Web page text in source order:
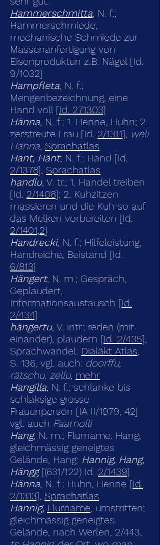
Hammerschmitta, N. f.;
Hammerschmiede,
mechanische Schmiede zur
Massenanfertigung von
Eisenprodukten z.B. Nägel [Id.
9/1032]
Hampfleta, N. f.;
Mengenbezeichnung, eine
Hand voll [Id. 271303]
Hänna, N. f.; 1. Henne, Huhn; 2.
zerstreute Frau [Id. 2/1311], weli
Hänna, Sprachatlas
Hant, Hänt, N. f.; Hand [Id.
2/1378], Sprachatlas
handlu, V. tr.; 1. Handel treiben
[Id. 2/1408]; 2. Kuhzitzen
massieren und die Kuh so auf
das Melken vorbereiten [Id.
2/1401,2]
Handrecki, N. f.; Hilfeleistung,
Handreiche, Beistand [Id.
6/813]
Hängert, N. m.; Gespräch,
Geplaudert,
Informationsaustausch [Id.
2/434]
hängertu, V. intr.; reden (mit
einander), plaudern [Id. 2/435],
Sprachwandel: Dialäkt Atlas,
S. 136, vgl. auch: doorffu,
rätschu, zellu, mehr
Hangilla, N. f.; schlanke bis
schlaksige grosse
Frauenperson [IA II/1979, 42]
vgl. auch Faamolli
Hang, N. m.; Flurname: Hang,
gleichmässig geneig­tes
Gelände, Hang: Hannig, Hang,
Hängg[(631/122) Id. 2/1439]
Hänna, N. f.; Huhn, Henne [Id.
2/1313], Sprachatlas
Hannig, Flurname, umstritten:
gleichmässig geneigtes
Gelände, nach Werlen, 2/443,